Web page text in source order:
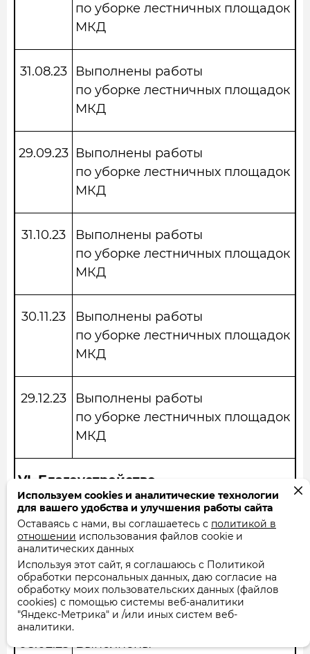
по уборке лестничных площадок
МКД
31.08.23
Выполнены работы
по уборке лестничных площадок
МКД
29.09.23 Выполнены работы
по уборке лестничных площадок
МКД
31.10.23
Выполнены работы
по уборке лестничных площадок
МКД
30.11.23
Выполнены работы
по уборке лестничных площадок
МКД
29.12.23
Выполнены работы
по уборке лестничных площадок
МКД
VI. Благоустройство
07.02.23 Выполнены
работы по механизированной
очистке
придомовой территории от
снега
08.02.23 Выполнены
Используем cookies и аналитические технологии
для вашего удобства и улучшения работы сайта
Оставаясь с нами, вы соглашаетесь с политикой в
отношении использования файлов cookie и
аналитических данных
Используя этот сайт, я соглашаюсь с Политикой
обработки персональных данных, даю согласие на
обработку моих пользовательских данных (файлов
cookies) с помощью системы веб-аналитики
"Яндекс-Метрика" и /или иных систем веб-
аналитики.